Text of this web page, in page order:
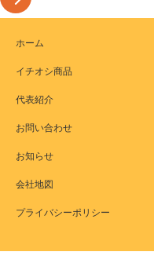
ホーム
イチオシ商品
代表紹介
お問い合わせ
お知らせ
会社地図
プライバシーポリシー